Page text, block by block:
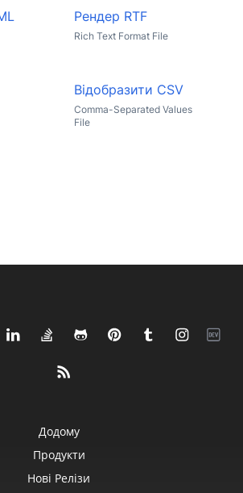
Рендер RTF
Rich Text Format File
Відобразити CSV
Comma-Separated Values
File
Додому
Продукти
Нові Релізи